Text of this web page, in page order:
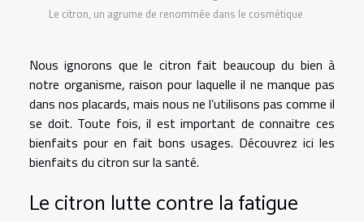
Le citron, un agrume de renommée dans le cosmétique
Nous ignorons que le citron fait beaucoup du bien à
notre organisme, raison pour laquelle il ne manque pas
dans nos placards, mais nous ne l’utilisons pas comme il
se doit. Toute fois, il est important de connaitre ces
bienfaits pour en fait bons usages. Découvrez ici les
bienfaits du citron sur la santé.
Le citron lutte contre la fatigue